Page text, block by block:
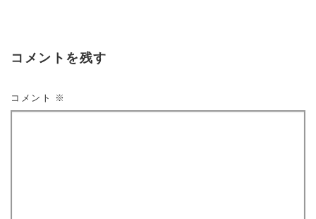
コメントを残す
コメント ※